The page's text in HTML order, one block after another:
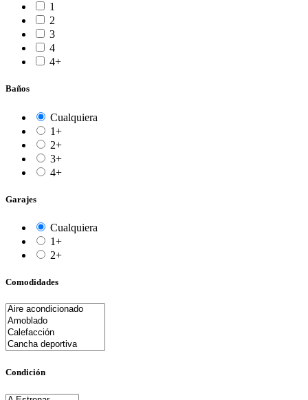
1
2
3
4
4+
Baños
Cualquiera
1+
2+
3+
4+
Garajes
Cualquiera
1+
2+
Comodidades
Condición